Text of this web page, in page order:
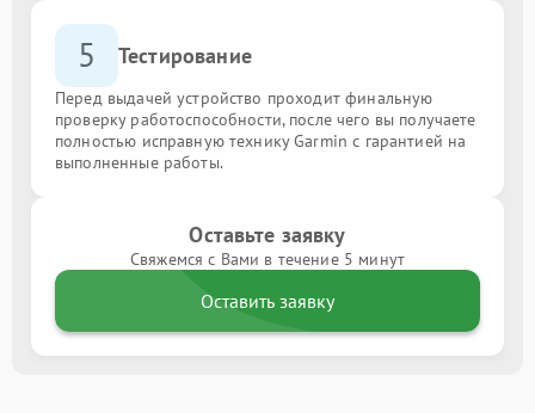
5 Тестирование
Перед выдачей устройство проходит финальную
проверку работоспособности, после чего вы получаете
полностью исправную технику Garmin с гарантией на
выполненные работы.
Оставьте заявку
Свяжемся с Вами в течение 5 минут
Оставить заявку